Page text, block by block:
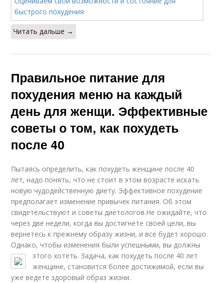
Читать дальше →
Правильное питание для
похудения меню на каждый
день для женщи. Эффективные
советы о том, как похудеть
после 40
Пытаясь определить, как похудеть женщине после 40
лет, надо понять, что не стоит в этом возрасте искать
новую чудодейственную диету. Эффективное похудение
предполагает изменение привычек питания. Об этом
свидетельствуют и советы диетологов.Не ожидайте, что
через две недели, когда вы достигнете своей цели, вы
вернетесь к прежнему образу жизни, и все будет хорошо.
Однако, чтобы изменения были успешными, вы должны
этого хотеть.Задача, как похудеть после 40 лет
женщине, становится более достижимой, если вы
уже ведете здоровый образ жизни.